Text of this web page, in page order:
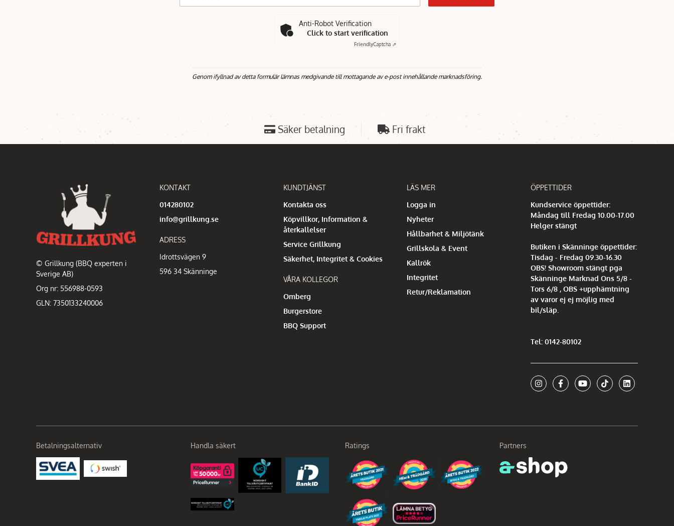
Anti-Robot Verification
Click to start verification
FriendlyCaptcha ⇗
Genom ifyllnad av detta formulär lämnas medgivande till mottagande av e-post innehållande marknadsföring.
Säker betalning Fri frakt
© Grillkung (BBQ experten i
Sverige AB)
Org nr: 556988-0593
GLN: 7350133240006
KONTAKT
014280102
info@grillkung.se
ADRESS
Idrottsvägen 9
596 34 Skänninge
KUNDTJÄNST
Kontakta oss
Köpvillkor, Information &
återkallelser
Service Grillkung
Säkerhet, Integritet & Cookies
VÅRA KOLLEGOR
Omberg
Burgerstore
BBQ Support
LÄS MER
Logga in
Nyheter
Hållbarhet & Miljötänk
Grillskola & Event
Kallrök
Integritet
Retur/Reklamation
ÖPPETTIDER
Kundservice öppettider:
Måndag till Fredag 10.00-17.00
Helger stängt
Butiken i Skänninge öppettider:
Tisdag - Fredag 09.30-16.30
OBS! Showroom stängt pga
Skänninge Marknad Ons 5/8 -
Tors 6/8 , OBS +upphämtning
av varor ej ej möjlig med
bil/släp.
Tel: 0142-80102
Betalningsalternativ Handla säkert Ratings Partners